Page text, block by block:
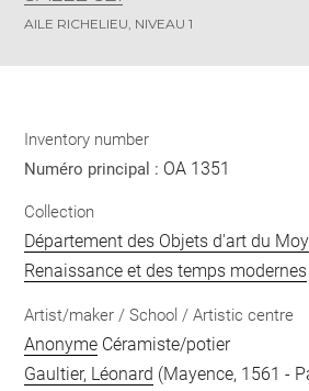
AILE RICHELIEU, NIVEAU 1
Inventory number
Numéro principal : OA 1351
Collection
Département des Objets d'art du
Renaissance et des temps modernes
Artist/maker / School / Artistic centre
Anonyme Céramiste/potier
Gaultier, Léonard (Mayence, 1561 -